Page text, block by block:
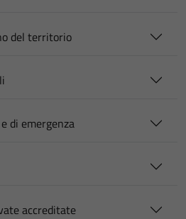
del territorio
di emergenza
accreditate